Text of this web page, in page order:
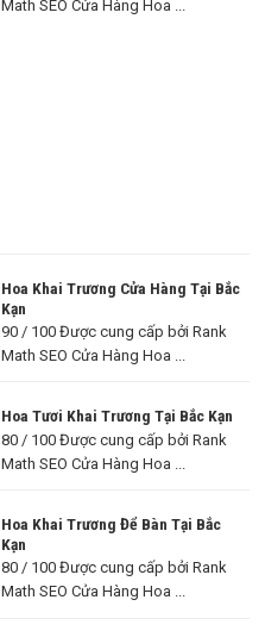
Math SEO Cửa Hàng Hoa ...
Hoa Khai Trương Cửa Hàng Tại Bắc
Kạn
90 / 100 Được cung cấp bởi Rank
Math SEO Cửa Hàng Hoa ...
Hoa Tươi Khai Trương Tại Bắc Kạn
80 / 100 Được cung cấp bởi Rank
Math SEO Cửa Hàng Hoa ...
Hoa Khai Trương Để Bàn Tại Bắc
Kạn
80 / 100 Được cung cấp bởi Rank
Math SEO Cửa Hàng Hoa ...